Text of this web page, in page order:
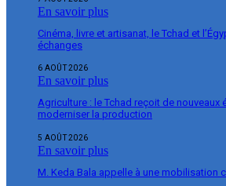
En savoir plus
Cinéma, livre et artisanat, le Tchad et
échanges
6 AOÛT 2026
En savoir plus
Agriculture : le Tchad reçoit de
moderniser la production
5 AOÛT 2026
En savoir plus
M. Keda Bala appelle à une mobilisation